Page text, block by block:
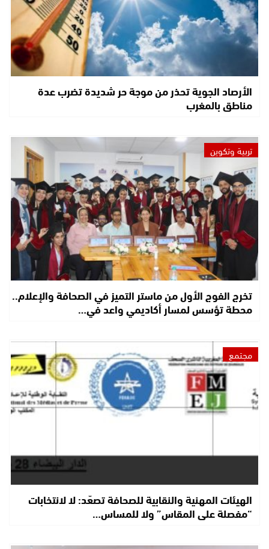
الأرصاد الجوية تحذر من موجة حر شديدة تضرب عدة
مناطق بالمغرب
تربية وتكوين
تخرج الفوج الأول من ماستر التميز في الصحافة والإعلام..
محطة تؤسس لمسار أكاديمي واعد في…
مجتمع
الهيئات المهنية والنقابية للصحافة تصعّد: لا لانتخابات
“مفصلة على المقاس” ولا للمساس…